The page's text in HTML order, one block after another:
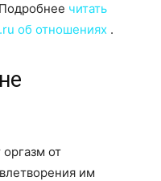
читать
об отношениях .
от
им